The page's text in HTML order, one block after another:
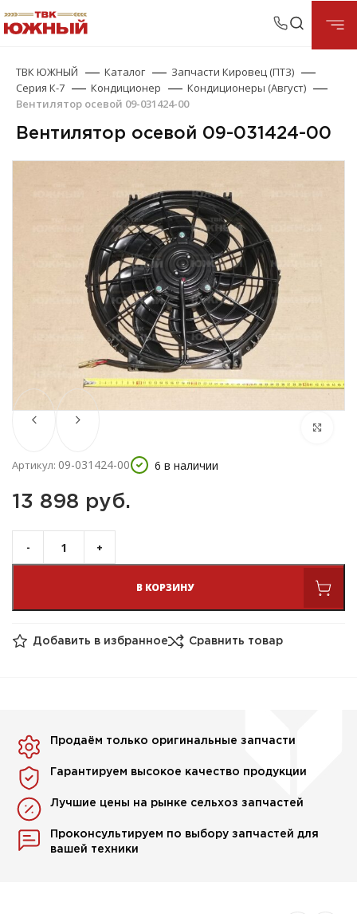
ТВК ЮЖНЫЙ Каталог
Запчасти Кировец (ПТЗ)
Серия К-7
Кондиционер
Кондиционеры (Август)
Вентилятор осевой 09-031424-00
Вентилятор осевой 09-031424-00
Артикул: 09-031424-00 6 в наличии
13 898 руб.
В КОРЗИНУ
Добавить в избранное Сравнить товар
Продаём только оригинальные запчасти
Гарантируем высокое качество продукции
Лучшие цены на рынке сельхоз запчастей
Проконсультируем по выбору запчастей для
вашей техники